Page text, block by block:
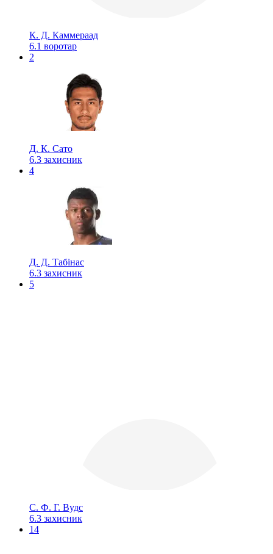
К. Д. Каммераад
6.1 воротар
2
Д. К. Сато
6.3 захисник
4
Д. Д. Табінас
6.3 захисник
5
С. Ф. Г. Вудс
6.3 захисник
14